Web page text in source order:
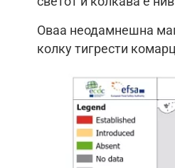
Оваа неодамнешна
колку тигрести